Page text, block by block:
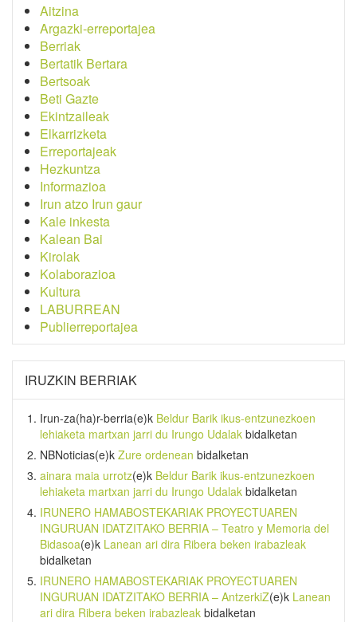
Aitzina
Argazki-erreportajea
Berriak
Bertatik Bertara
Bertsoak
Beti Gazte
Ekintzaileak
Elkarrizketa
Erreportajeak
Hezkuntza
Informazioa
Irun atzo Irun gaur
Kale inkesta
Kalean Bai
Kirolak
Kolaborazioa
Kultura
LABURREAN
Publierreportajea
IRUZKIN BERRIAK
Irun-za(ha)r-berria(e)k Beldur Barik ikus-entzunezkoen
lehiaketa martxan jarri du Irungo Udalak bidalketan
NBNoticias(e)k Zure ordenean bidalketan
ainara maia urrotz(e)k Beldur Barik ikus-entzunezkoen
lehiaketa martxan jarri du Irungo Udalak bidalketan
IRUNERO HAMABOSTEKARIAK PROYECTUAREN
INGURUAN IDATZITAKO BERRIA – Teatro y Memoria del
Bidasoa(e)k Lanean ari dira Ribera beken irabazleak
bidalketan
IRUNERO HAMABOSTEKARIAK PROYECTUAREN
INGURUAN IDATZITAKO BERRIA – AntzerkiZ(e)k Lanean
ari dira Ribera beken irabazleak bidalketan